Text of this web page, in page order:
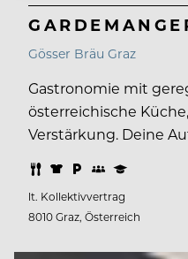
Gösser Bräu Graz
Gastronomie mit
österreichische
Verstärkung. Deine
lt. Kollektivvertrag
8010 Graz, Österreich